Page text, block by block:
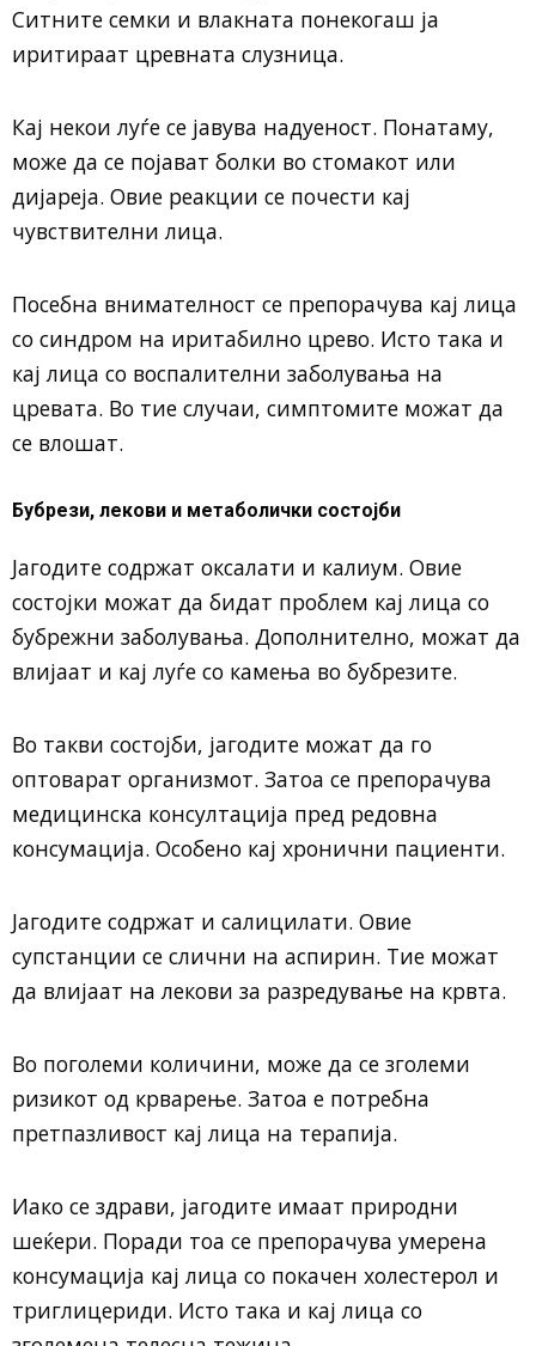
Ситните семки и влакната понекогаш ја
иритираат цревната слузница.
Кај некои луѓе се јавува надуеност. Понатаму,
може да се појават болки во стомакот или
дијареја. Овие реакции се почести кај
чувствителни лица.
Посебна внимателност се препорачува кај лица
со синдром на иритабилно црево. Исто така и
кај лица со воспалителни заболувања на
цревата. Во тие случаи, симптомите можат да
се влошат.
Бубрези, лекови и метаболички состојби
Јагодите содржат оксалати и калиум. Овие
состојки можат да бидат проблем кај лица со
бубрежни заболувања. Дополнително, можат да
влијаат и кај луѓе со камења во бубрезите.
Во такви состојби, јагодите можат да го
оптоварат организмот. Затоа се препорачува
медицинска консултација пред редовна
консумација. Особено кај хронични пациенти.
Јагодите содржат и салицилати. Овие
супстанции се слични на аспирин. Тие можат
да влијаат на лекови за разредување на крвта.
Во поголеми количини, може да се зголеми
ризикот од крварење. Затоа е потребна
претпазливост кај лица на терапија.
Иако се здрави, јагодите имаат природни
шеќери. Поради тоа се препорачува умерена
консумација кај лица со покачен холестерол и
триглицериди. Исто така и кај лица со